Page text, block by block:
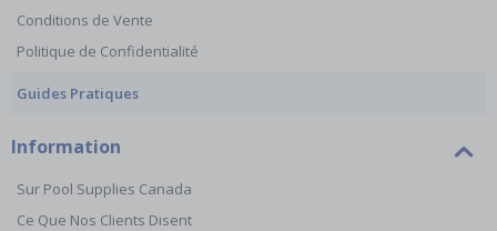
Conditions de Vente
Politique de Confidentialité
Guides Pratiques
Information
Sur Pool Supplies Canada
Ce Que Nos Clients Disent